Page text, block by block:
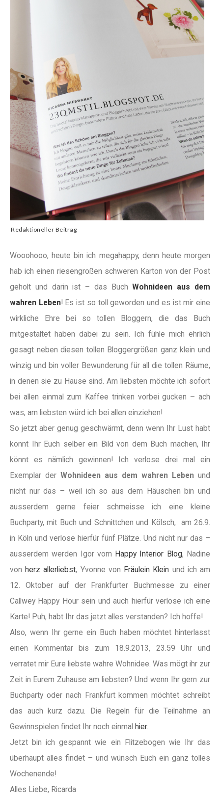
Redaktioneller Beitrag
Wooohooo, heute bin ich megahappy, denn heute morgen
hab ich einen riesengroßen schweren Karton von der Post
geholt und darin ist – das BuchWohnideen aus dem
wahren Leben! Es ist so toll geworden und es ist mir eine
wirkliche Ehre bei so tollen Bloggern, die das Buch
mitgestaltet haben dabei zu sein. Ich fühle mich ehrlich
gesagt neben diesen tollen Bloggergrößen ganz klein und
winzig und bin voller Bewunderung für all die tollen Räume,
in denen sie zu Hause sind. Am liebsten möchte ich sofort
bei allen einmal zum Kaffee trinken vorbei gucken – ach
was, am liebsten würd ich bei allen einziehen!
So jetzt aber genug geschwärmt, denn wenn Ihr Lust habt
könnt Ihr Euch selber ein Bild von dem Buch machen, Ihr
könnt es nämlich gewinnen! Ich verlose drei mal ein
Exemplar der Wohnideen aus dem wahren Leben und
nicht nur das – weil ich so aus dem Häuschen bin und
ausserdem gerne feier schmeisse ich eine kleine
Buchparty, mit Buch und Schnittchen und Kölsch, am 26.9.
in Köln und verlose hierfür fünf Plätze. Und nicht nur das –
ausserdem werden Igor vom Happy Interior Blog, Nadine
von herz allerliebst, Yvonne von Fräulein Klein und ich am
12. Oktober auf der Frankfurter Buchmesse zu einer
Callwey Happy Hour sein und auch hierfür verlose ich eine
Karte! Puh, habt Ihr das jetzt alles verstanden? Ich hoffe!
Also, wenn Ihr gerne ein Buch haben möchtet hinterlasst
einen Kommentar bis zum 18.9.2013, 23.59 Uhr und
verratet mir Eure liebste wahre Wohnidee. Was mögt ihr zur
Zeit in Eurem Zuhause am liebsten? Und wenn Ihr gern zur
Buchparty oder nach Frankfurt kommen möchtet schreibt
das auch kurz dazu. Die Regeln für die Teilnahme an
Gewinnspielen findet Ihr noch einmal hier.
Jetzt bin ich gespannt wie ein Flitzebogen wie Ihr das
überhaupt alles findet – und wünsch Euch ein ganz tolles
Wochenende!
Alles Liebe, Ricarda